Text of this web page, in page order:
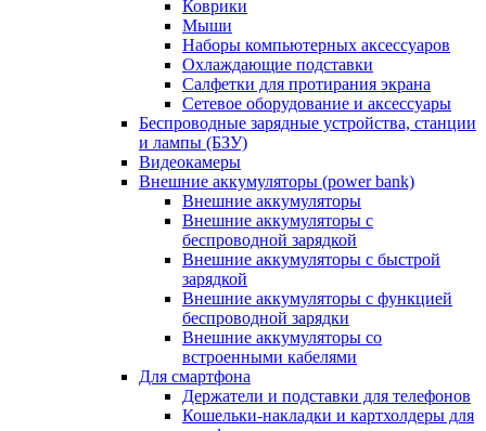
Коврики
Мыши
Наборы компьютерных аксессуаров
Охлаждающие подставки
Салфетки для протирания экрана
Сетевое оборудование и аксессуары
Беспроводные зарядные устройства, станции
и лампы (БЗУ)
Видеокамеры
Внешние аккумуляторы (power bank)
Внешние аккумуляторы
Внешние аккумуляторы с
беспроводной зарядкой
Внешние аккумуляторы с быстрой
зарядкой
Внешние аккумуляторы с функцией
беспроводной зарядки
Внешние аккумуляторы со
встроенными кабелями
Для смартфона
Держатели и подставки для телефонов
Кошельки-накладки и картхолдеры для